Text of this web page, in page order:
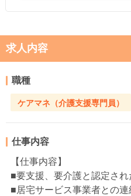
求人内容
職種
ケアマネ（介護支援専門員）
仕事内容
【仕事内容】
■要支援、要介護と認定さ
■居宅サービス事業者との連